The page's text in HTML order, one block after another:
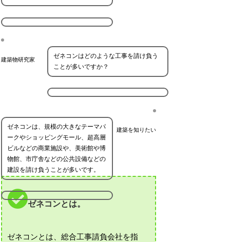
建築物研究家
ゼネコンはどのような工事を請け負う
ことが多いですか？
建築を知りたい
ゼネコンは、規模の大きなテーマパ
ークやショッピングモール、超高層
ビルなどの商業施設や、美術館や博
物館、市庁舎などの公共設備などの
建設を請け負うことが多いです。
ゼネコンとは。
ゼネコンとは、総合工事請負会社を指